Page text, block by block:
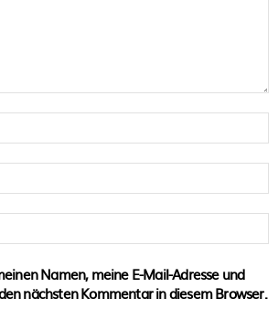
Namen, meine E-Mail-Adresse und
nächsten Kommentar in diesem Browser.